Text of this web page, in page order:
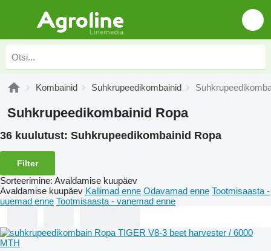
Kombainid Suhkrupeedikombainid
Suhkrupeedikombainid Ropa
36 kuulutust: Suhkrupeedikombainid Ropa
Filter
Sorteerimine: Avaldamise kuupäev
Avaldamise kuupäev Kallimad enne Odavamad enne Tootmisaasta -
uuemad enne Tootmisaasta - vanemad enne